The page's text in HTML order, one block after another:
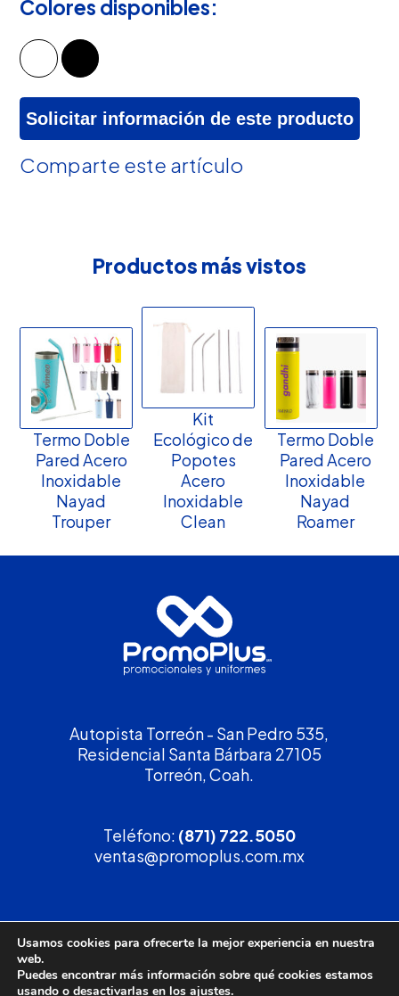
Colores disponibles:
Solicitar información de este producto
Comparte este artículo
Productos más vistos
Termo Doble
Pared Acero
Inoxidable
Nayad
Trouper
Kit
Ecológico de
Popotes
Acero
Inoxidable
Clean
Termo Doble
Pared Acero
Inoxidable
Nayad
Roamer
Autopista Torreón - San Pedro 535,
Residencial Santa Bárbara 27105
Torreón, Coah.
Teléfono: (871) 722.5050
ventas@promoplus.com.mx
¡Solicita tucotización!
(800) 90 PROMO
Usamos cookies para ofrecerte la mejor experiencia en nuestra
web.
Puedes encontrar más información sobre qué cookies estamos
usando o desactivarlas en los ajustes.